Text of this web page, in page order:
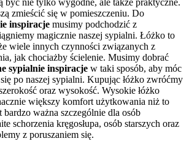
być nie tylko wygodne, ale także praktyczne.
zmieścić się w pomieszczeniu. Do
inspiracje musimy podchodzić z
magicznie naszej sypialni. Łóżko to
wiele innych czynności związanych z
jak chociażby ścielenie. Musimy dobrać
sypialnie inspiracje w taki sposób, aby móc
po naszej sypialni. Kupując łóżko zwróćmy
oraz wysokość. Wysokie łóżko
większy komfort użytkowania niż to
bardzo ważna szczególnie dla osób
schorzenia kręgosłupa, osób starszych oraz
z poruszaniem się.